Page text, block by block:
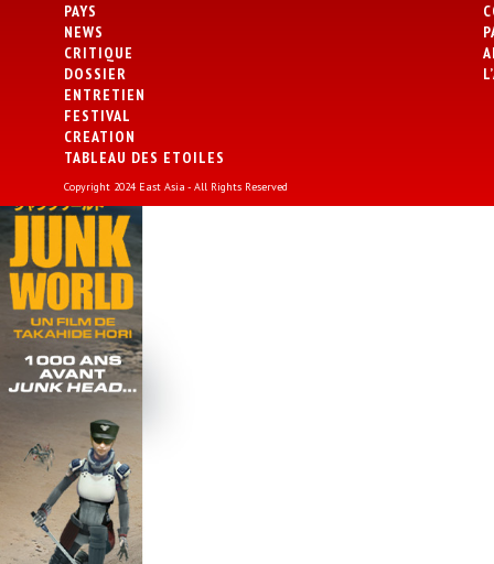
PAYS
NEWS
CRITIQUE
DOSSIER
ENTRETIEN
FESTIVAL
CREATION
TABLEAU DES ETOILES
Copyright 2024 East Asia - All Rights Reserved